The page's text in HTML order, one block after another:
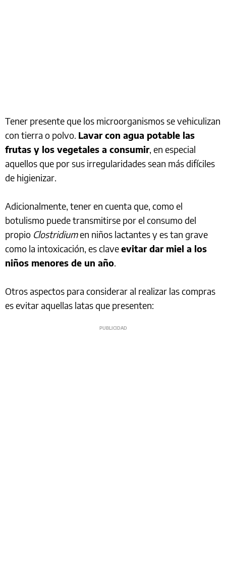
Tener presente que los microorganismos se vehiculizan
con tierra o polvo. Lavar con agua potable las
frutas y los vegetales a consumir, en especial
aquellos que por sus irregularidades sean más difíciles
de higienizar.
Adicionalmente, tener en cuenta que, como el
botulismo puede transmitirse por el consumo del
propio Clostridiumen niños lactantes y es tan grave
como la intoxicación, es claveevitar dar miel a los
niños menores de un año.
Otros aspectos para considerar al realizar las compras
es evitar aquellas latas que presenten: